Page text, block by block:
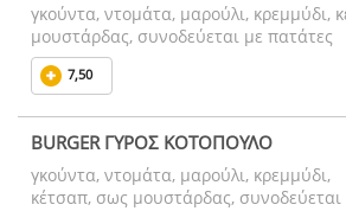
γκούντα, ντομάτα, μαρούλι, κρεμμύδι,
μουστάρδας, συνοδεύεται με πατάτες
7,50
BURGER ΓΥΡΟΣ ΚΟΤΟΠΟΥΛΟ
γκούντα, ντομάτα, μαρούλι, κρεμμύδι,
κέτσαπ, σως μουστάρδας, συνοδεύεται